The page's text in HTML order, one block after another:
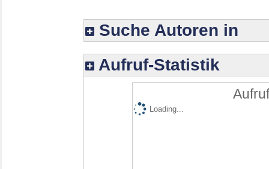
Suche Autoren in
Aufruf-Statistik
Loading...